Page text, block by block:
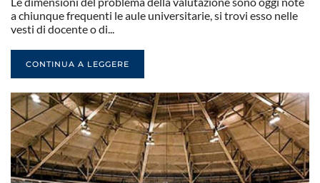
a chiunque frequenti le aule universitarie, si trovi esso nelle
vesti di docente o di...
CONTINUA A LEGGERE